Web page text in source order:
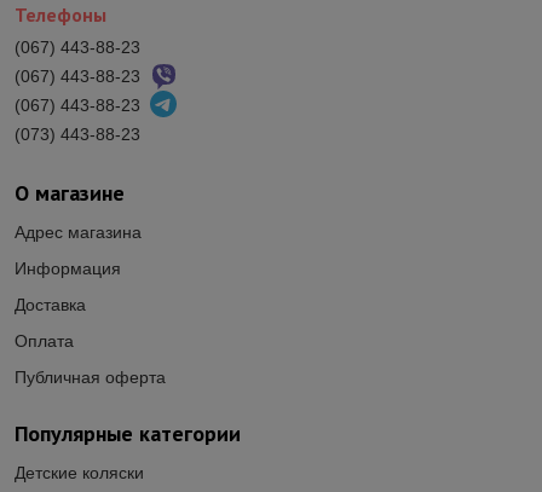
Популярные категории
Детские коляски
О магазине
Адрес магазина
Информация
Доставка
Оплата
Публичная оферта
Телефоны
(067) 443-88-23
(067) 443-88-23
(067) 443-88-23
(073) 443-88-23